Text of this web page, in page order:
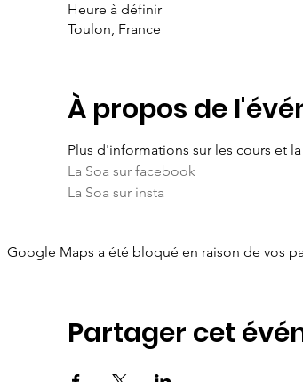
Heure à définir
Toulon, France
À propos de
Plus d'informations sur les cours et
La Soa sur facebook
La Soa sur insta
Google Maps a été bloqué en raison de vos
Partager cet